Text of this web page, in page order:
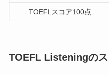
TOEFLスコア100点
TOEFL Listeningの